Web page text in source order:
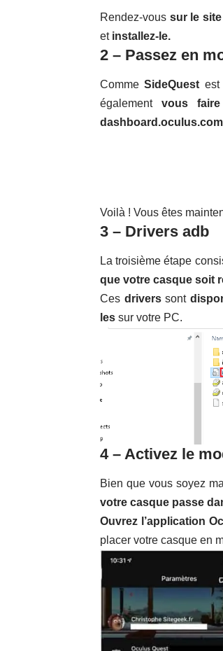
Rendez-vous sur le site
et installez-le.
2 – Passez en
CommeSideQuest est
égalementvous faire
dashboard.oculus.com
Voilà ! Vous êtes
3 – Drivers adb
La troisième étape
que votre casque soit
Ces driverssont
les sur votre PC.
4 – Activez le
Bien que vous soyez
votre casque passe
Ouvrez l’application
placer votre casque en